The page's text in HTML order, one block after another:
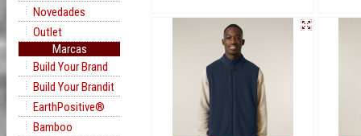
Novedades
Outlet
Marcas
Build Your Brand
Build Your Brandit
EarthPositive®
Bamboo